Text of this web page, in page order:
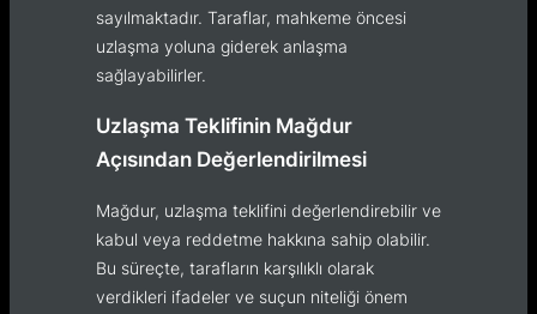
sayılmaktadır. Taraflar, mahkeme öncesi
uzlaşma yoluna giderek anlaşma
sağlayabilirler.
Uzlaşma Teklifinin Mağdur
Açısından Değerlendirilmesi
Mağdur, uzlaşma teklifini değerlendirebilir ve
kabul veya reddetme hakkına sahip olabilir.
Bu süreçte, tarafların karşılıklı olarak
verdikleri ifadeler ve suçun niteliği önem